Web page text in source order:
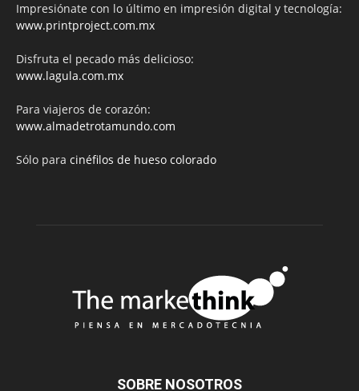
Impresiónate con lo último en impresión digital y tecnología:
www.printproject.com.mx
Disfruta el pecado más delicioso:
www.lagula.com.mx
Para viajeros de corazón:
www.almadetrotamundo.com
Sólo para cinéfilos de hueso colorado
SOBRE NOSOTROS